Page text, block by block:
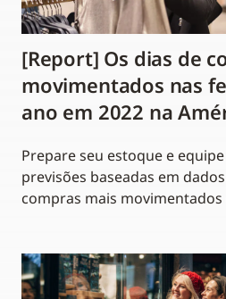
[Report] Os dias de
movimentados nas
ano em 2022 na
Prepare seu estoque e
previsões baseadas em
compras mais movimentados